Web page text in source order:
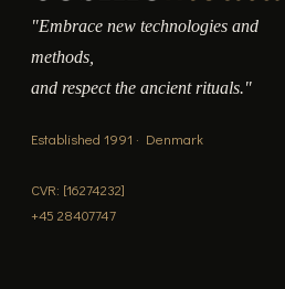
"Embrace new technologies and
methods,
and respect the ancient rituals."
Established 1991 · Denmark
CVR: [16274232]
+45 28407747